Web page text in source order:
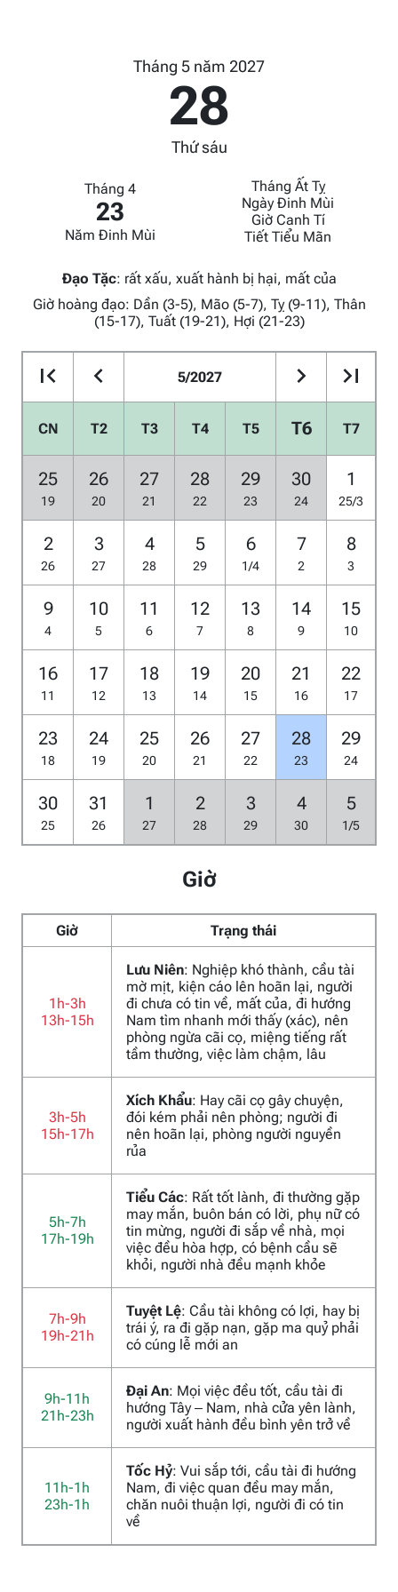
Tháng 5 năm 2027
28
Thứ sáu
Tháng 4
23
Năm Đinh Mùi
Tháng Ất Tỵ
Ngày Đinh Mùi
Giờ Canh Tí
Tiết Tiểu Mãn
Đạo Tặc: rất xấu, xuất hành bị hại, mất của
Giờ hoàng đạo: Dần (3-5), Mão (5-7), Tỵ (9-11), Thân
(15-17), Tuất (19-21), Hợi (21-23)
5/2027
CN T2 T3 T4 T5 T6 T7
25
19
26
20
27
21
28
22
29
23
30
24
1
25/3
2
26
3
27
4
28
5
29
6
1/4
7
2
8
3
9
4
10
5
11
6
12
7
13
8
14
9
15
10
16
11
17
12
18
13
19
14
20
15
21
16
22
17
23
18
24
19
25
20
26
21
27
22
28
23
29
24
30
25
31
26
1
27
2
28
3
29
4
30
5
1/5
Giờ
Giờ Trạng thái
1h-3h
13h-15h
Lưu Niên: Nghiệp khó thành, cầu tài
mờ mịt, kiện cáo lên hoãn lại, người
đi chưa có tin về, mất của, đi hướng
Nam tìm nhanh mới thấy (xác), nên
phòng ngừa cãi cọ, miệng tiếng rất
tầm thường, việc làm chậm, lâu
3h-5h
15h-17h
Xích Khẩu: Hay cãi cọ gây chuyện,
đói kém phải nên phòng; người đi
nên hoãn lại, phòng người nguyền
rủa
5h-7h
17h-19h
Tiểu Các: Rất tốt lành, đi thường gặp
may mắn, buôn bán có lời, phụ nữ có
tin mừng, người đi sắp về nhà, mọi
việc đều hòa hợp, có bệnh cầu sẽ
khỏi, người nhà đều mạnh khỏe
7h-9h
19h-21h
Tuyệt Lệ: Cầu tài không có lợi, hay bị
trái ý, ra đi gặp nạn, gặp ma quỷ phải
có cúng lễ mới an
9h-11h
21h-23h
Đại An: Mọi việc đều tốt, cầu tài đi
hướng Tây – Nam, nhà cửa yên lành,
người xuất hành đều bình yên trở về
11h-1h
23h-1h
Tốc Hỷ: Vui sắp tới, cầu tài đi hướng
Nam, đi việc quan đều may mắn,
chăn nuôi thuận lợi, người đi có tin
về